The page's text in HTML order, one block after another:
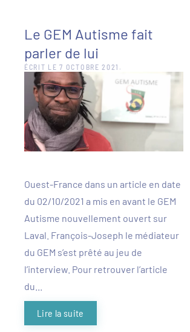
Le GEM Autisme fait
parler de lui
ÉCRIT LE7 OCTOBRE 2021 .
Ouest-France dans un article en date
du 02/10/2021 a mis en avant le GEM
Autisme nouvellement ouvert sur
Laval. François-Joseph le médiateur
du GEM s’est prêté au jeu de
l’interview. Pour retrouver l’article
du...
Lire la suite